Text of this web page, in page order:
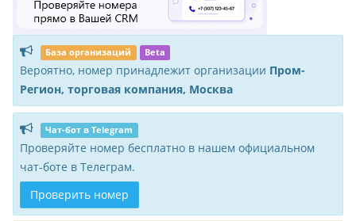
База организаций Beta
Вероятно, номер принадлежит организации Пром-
Регион, торговая компания, Москва
Чат-бот в Telegram
Проверяйте номер бесплатно в нашем официальном
чат-боте в Телеграм.
Проверить номер